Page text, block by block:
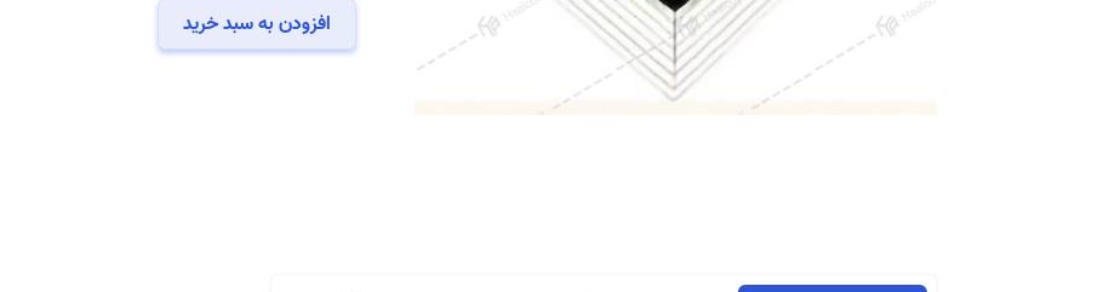
سانتی
پر
افزودن به سبد خرید